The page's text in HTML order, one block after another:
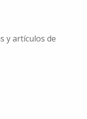
y artículos de